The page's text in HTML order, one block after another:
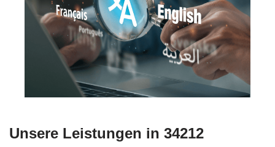
Unsere Leistungen in 34212